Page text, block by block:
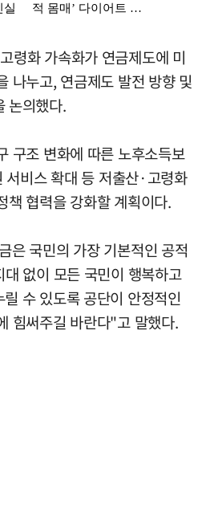
령화 가속화가 연금제도에 미
나누고, 연금제도 발전 방향 및
논의했다.
구조 변화에 따른 노후소득보
서비스 확대 등 저출산·고령화
책 협력을 강화할 계획이다.
은 국민의 가장 기본적인 공적
없이 모든 국민이 행복하고
수 있도록 공단이 안정적인
힘써주길 바란다"고 말했다.